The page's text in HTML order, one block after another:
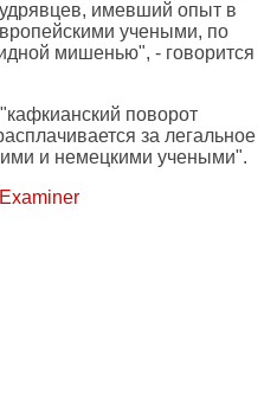
имевший опыт в
учеными, по
мишенью", - говорится
поворот
за легальное
и немецкими учеными".